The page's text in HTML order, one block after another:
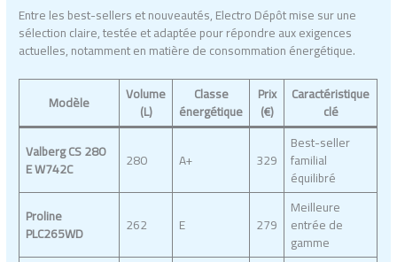
Entre les best-sellers et nouveautés, Electro Dépôt mise sur une
sélection claire, testée et adaptée pour répondre aux exigences
actuelles, notamment en matière de consommation énergétique.
Modèle Volume
(L)
Classe
énergétique
Prix
(€)
Caractéristique
clé
Valberg CS 280
E W742C 280 A+ 329
Best-seller
familial
équilibré
Proline
PLC265WD 262 E 279
Meilleure
entrée de
gamme